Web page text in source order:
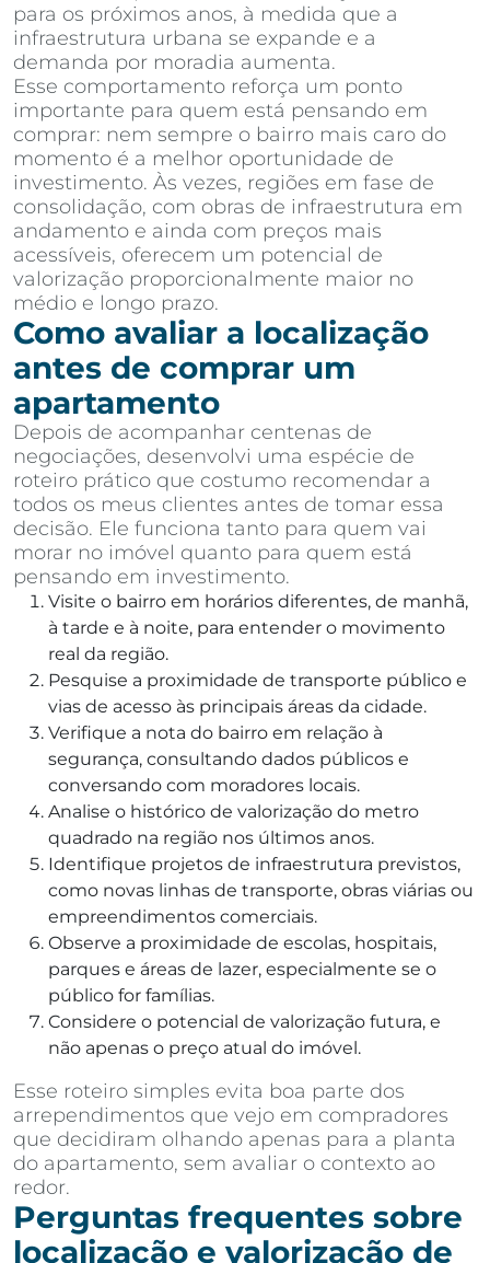
para os próximos anos, à medida que a
infraestrutura urbana se expande e a
demanda por moradia aumenta.
Esse comportamento reforça um ponto
importante para quem está pensando em
comprar: nem sempre o bairro mais caro do
momento é a melhor oportunidade de
investimento. Às vezes, regiões em fase de
consolidação, com obras de infraestrutura em
andamento e ainda com preços mais
acessíveis, oferecem um potencial de
valorização proporcionalmente maior no
médio e longo prazo.
Como avaliar a localização
antes de comprar um
apartamento
Depois de acompanhar centenas de
negociações, desenvolvi uma espécie de
roteiro prático que costumo recomendar a
todos os meus clientes antes de tomar essa
decisão. Ele funciona tanto para quem vai
morar no imóvel quanto para quem está
pensando em investimento.
Visite o bairro em horários diferentes, de manhã,
à tarde e à noite, para entender o movimento
real da região.
Pesquise a proximidade de transporte público e
vias de acesso às principais áreas da cidade.
Verifique a nota do bairro em relação à
segurança, consultando dados públicos e
conversando com moradores locais.
Analise o histórico de valorização do metro
quadrado na região nos últimos anos.
Identifique projetos de infraestrutura previstos,
como novas linhas de transporte, obras viárias ou
empreendimentos comerciais.
Observe a proximidade de escolas, hospitais,
parques e áreas de lazer, especialmente se o
público for famílias.
Considere o potencial de valorização futura, e
não apenas o preço atual do imóvel.
Esse roteiro simples evita boa parte dos
arrependimentos que vejo em compradores
que decidiram olhando apenas para a planta
do apartamento, sem avaliar o contexto ao
redor.
Perguntas frequentes sobre
localização e valorização de